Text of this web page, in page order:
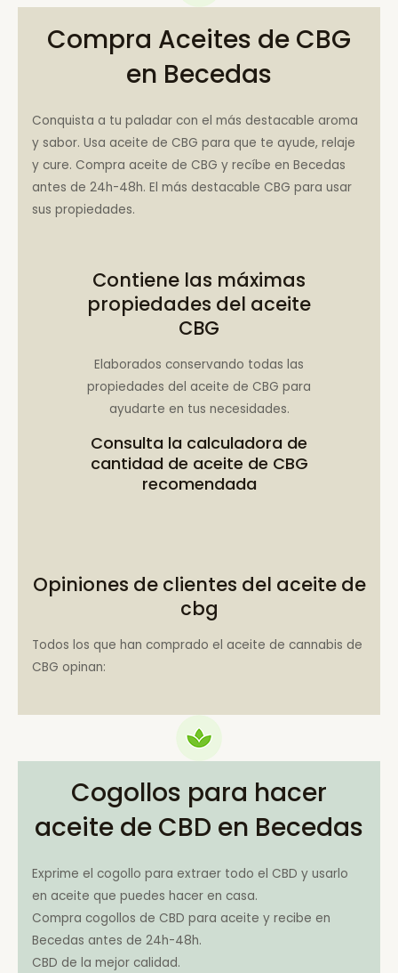
Compra Aceites de CBG
en Becedas
Conquista a tu paladar con el más destacable aroma
y sabor. Usa aceite de CBG para que te ayude, relaje
y cure. Compra aceite de CBG y recíbe en Becedas
antes de 24h-48h. El más destacable CBG para usar
sus propiedades.
Contiene las máximas
propiedades del aceite
CBG
Elaborados conservando todas las
propiedades del aceite de CBG para
ayudarte en tus necesidades.
Consulta la calculadora de
cantidad de aceite de CBG
recomendada
Opiniones de clientes del aceite de
cbg
Todos los que han comprado el aceite de cannabis de
CBG opinan:
Cogollos para hacer
aceite de CBD en Becedas
Exprime el cogollo para extraer todo el CBD y usarlo
en aceite que puedes hacer en casa.
Compra cogollos de CBD para aceite y recibe en
Becedas antes de 24h-48h.
CBD de la mejor calidad.